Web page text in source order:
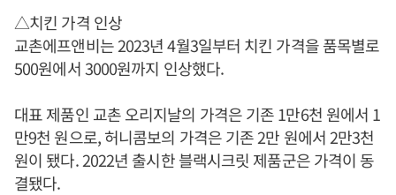
△치킨 가격 인상
교촌에프앤비는 2023년 4월3일부터 치킨 가격을 품목별로
500원에서 3000원까지 인상했다.
대표 제품인 교촌 오리지날의 가격은 기존 1만6천 원에서 1
만9천 원으로, 허니콤보의 가격은 기존 2만 원에서 2만3천
원이 됐다. 2022년 출시한 블랙시크릿 제품군은 가격이 동
결됐다.